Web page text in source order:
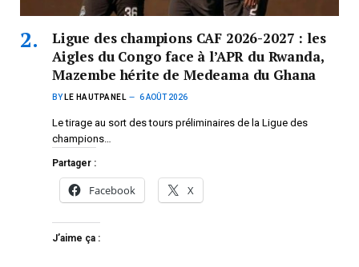
Ligue des champions CAF 2026-2027 : les
Aigles du Congo face à l’APR du Rwanda,
Mazembe hérite de Medeama du Ghana
BY LE HAUTPANEL 6 AOÛT 2026
Le tirage au sort des tours préliminaires de la Ligue des
champions…
Partager :
Facebook X
J’aime ça :